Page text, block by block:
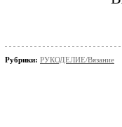
Рубрики: РУКОДЕЛИЕ/Вязание